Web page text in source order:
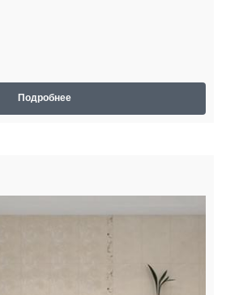
Подробнее